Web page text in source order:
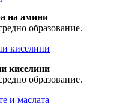
на амини
образование.
киселини
образование.